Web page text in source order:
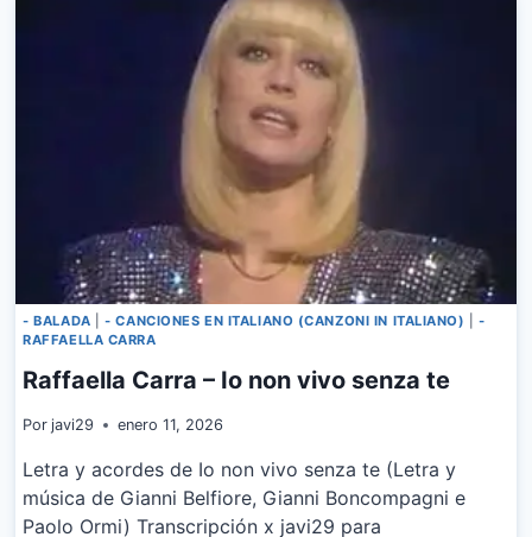
- BALADA |- CANCIONES EN ITALIANO (CANZONI IN ITALIANO) |-
RAFFAELLA CARRA
Raffaella Carra – Io non vivo senza te
Por javi29 enero 11, 2026
Letra y acordes de Io non vivo senza te (Letra y
música de Gianni Belfiore, Gianni Boncompagni e
Paolo Ormi) Transcripción x javi29 para